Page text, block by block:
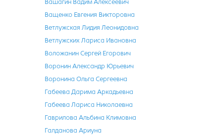
Вашагин Вадим Алексеевич
Ващенко Евгения Викторовна
Ветлужская Лидия Леонидовна
Ветлужских Лариса Ивановна
Воложанин Сергей Егорович
Воронин Александр Юрьевич
Воронина Ольга Сергеевна
Габеева Дарима Аркадьевна
Габеева Лариса Николаевна
Гаврилова Альбина Климовна
Галданова Ариуна